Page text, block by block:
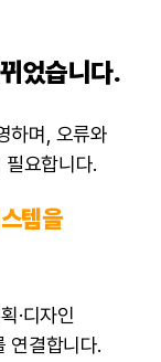
었습니다.
하며, 오류와
요합니다.
템을
·디자인
연결합니다.